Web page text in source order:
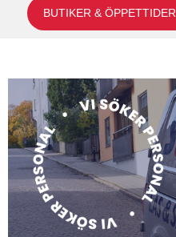
BUTIKER & ÖPPETTIDER